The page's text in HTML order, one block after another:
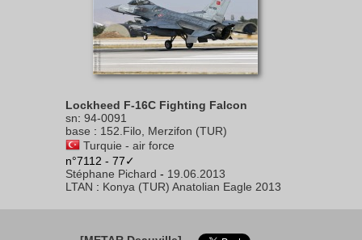
Lockheed F-16C Fighting Falcon
sn: 94-0091
base : 152.Filo, Merzifon (TUR)
Turquie - air force
n°7112 - 77✓
Stéphane Pichard - 19.06.2013
LTAN : Konya (TUR) Anatolian Eagle 2013